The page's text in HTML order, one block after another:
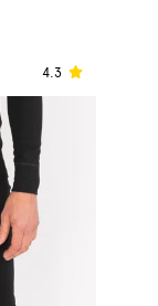
4.3